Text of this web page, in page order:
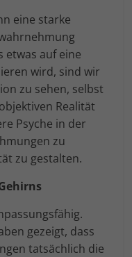
eine starke
etwas auf eine
wird, sind wir
zu sehen, selbst
Realität
Psyche in der
zu
zu gestalten.
gezeigt, dass
tatsächlich die